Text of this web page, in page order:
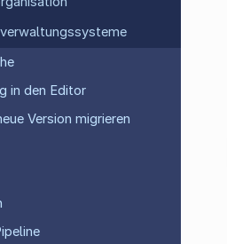
in den Editor
Version migrieren